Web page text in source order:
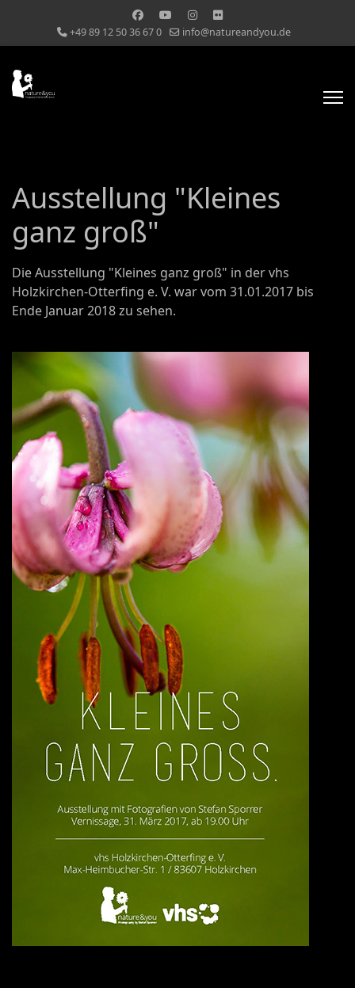
+49 89 12 50 36 67 0 info@natureandyou.de
Ausstellung "Kleines
ganz groß"
Die Ausstellung "Kleines ganz groß" in der vhs
Holzkirchen-Otterfing e. V. war vom 31.01.2017 bis
Ende Januar 2018 zu sehen.